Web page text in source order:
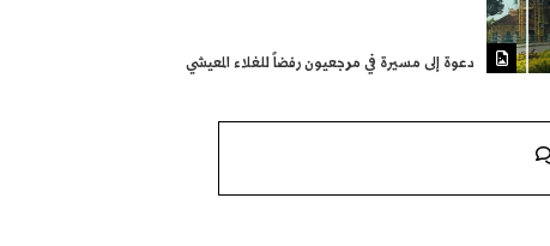
دعوة إلى مسيرة في مرجعيون رفضاً للغلاء المعيشي